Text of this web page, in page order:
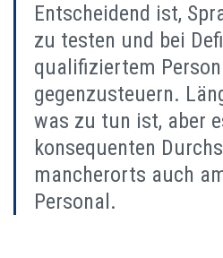
Entscheidend ist,
zu testen und bei
qualifiziertem
gegenzusteuern.
was zu tun ist, aber
konsequenten
mancherorts auch
Personal.